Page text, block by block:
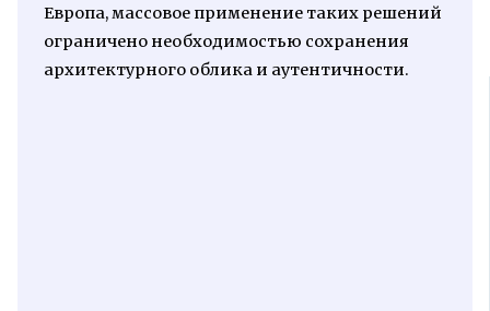
Европа, массовое применение таких решений
ограничено необходимостью сохранения
архитектурного облика и аутентичности.